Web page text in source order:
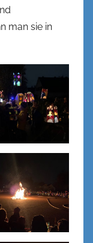
man sie in